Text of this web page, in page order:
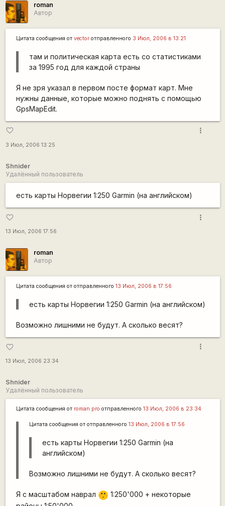
roman
Автор
Цитата сообщения от vectorотправленного 3 Июл, 2006 в 13:21
там и политическая карта есть со статистиками
за 1995 год для каждой страны
Я не зря указал в первом посте формат карт. Мне
нужны данные, которые можно поднять с помощью
GpsMapEdit.
favorite_border
3 Июл, 2006 13:25
more_vert
Shnider
Удалённый пользователь
есть карты Норвегии 1:250 Garmin (на английском)
favorite_border
13 Июл, 2006 17:56
more_vert
roman
Автор
Цитата сообщения от отправленного 13 Июл, 2006 в 17:56
есть карты Норвегии 1:250 Garmin (на английском)
Возможно лишними не будут. А сколько весят?
favorite_border
13 Июл, 2006 23:34
more_vert
Shnider
Удалённый пользователь
Цитата сообщения от roman pro отправленного 13 Июл, 2006 в 23:34
Цитата сообщения от отправленного 13 Июл, 2006 в 17:56
есть карты Норвегии 1:250 Garmin (на
английском)
Возможно лишними не будут. А сколько весят?
Я с масштабом наврал :-[ 1:250'000 + некоторые